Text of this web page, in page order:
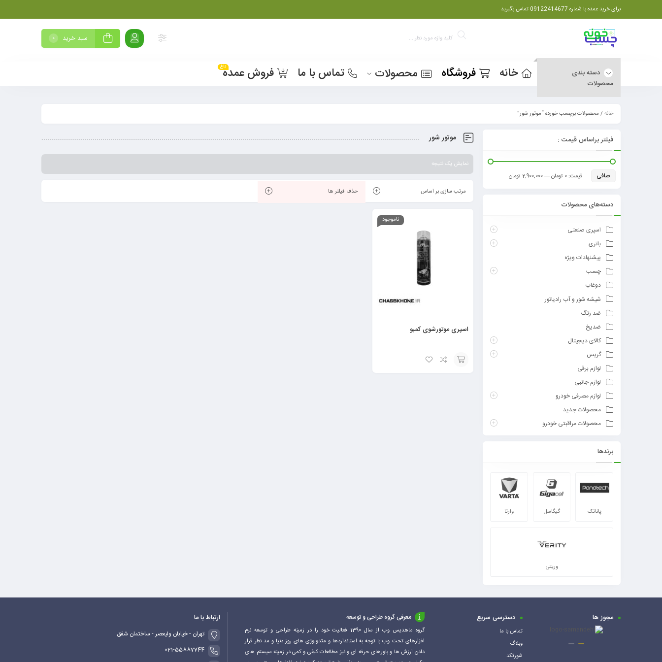
برای خرید عمده با شماره 09122414677 تماس بگیرید
سبد خرید 0
دسته بندی
محصولات
خانه فروشگاه محصولات تماس با ما فروش عمدهداغ
خانه/ محصولات برچسب خورده “موتور شور”
موتور شور
نمایش یک نتیجه
مرتب سازی بر اساس حذف فیلتر ها
ناموجود
اسپری موتورشوی کمبو
فیلتر براساس قیمت :
صافی قيمت: 0 تومان —2,900,000 تومان
دسته‌های محصولات
اسپری صنعتی
باتری
پیشنهادات ویژه
چسب
دوغاب
شیشه شور و آب رادیاتور
ضد زنگ
ضدیخ
کالای دیجیتال
گریس
لوازم برقی
لوازم جانبی
لوازم مصرفی خودرو
محصولات جدید
محصولات مراقبتی خودرو
برندها
پاناتک گیگاسل وارتا
وریتی
مجوز ها دسترسی سریع
تماس با ما
وبلاگ
شورتکد
معرفی گروه طراحی و توسعه
گروه ماهدیس وب از سال 1390 فعالیت خود را در زمینه طراحی و توسعه نرم
افزارهای تحت وب با توجه به استانداردها و متدولوژی های روز دنیا و مد نظر قرار
دادن ارزش ها و باورهای حرفه ای و نیز مطالعات کیفی و کمی در زمینه سیستم های
ارتباط با ما
تهران - خیابان ولیعصر - ساختمان شفق
021-55887744